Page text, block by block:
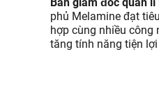
phủ Melamine đạt
hợp cùng nhiều
tăng tính năng tiện